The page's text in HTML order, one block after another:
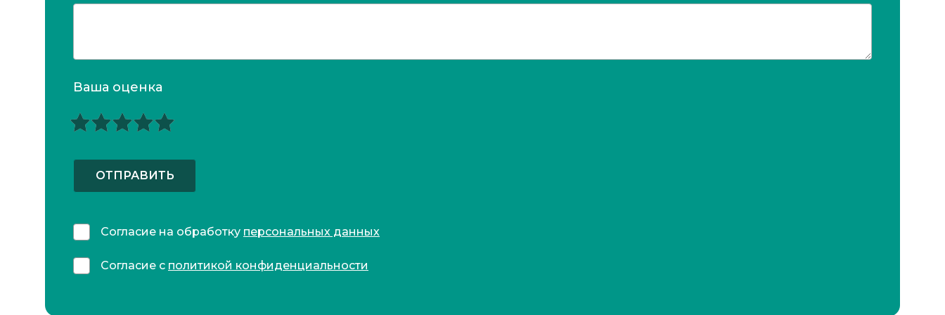
Ваша оценка
ОТПРАВИТЬ
Согласие на обработку персональных данных
Согласие с политикой конфиденциальности